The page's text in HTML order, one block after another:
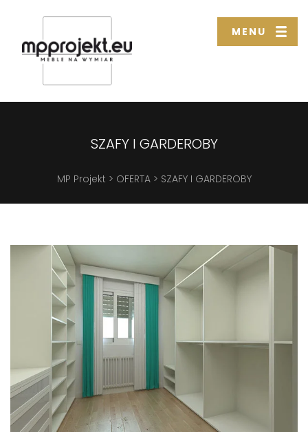
MENU
SZAFY I GARDEROBY
MP Projekt > OFERTA> SZAFY I GARDEROBY